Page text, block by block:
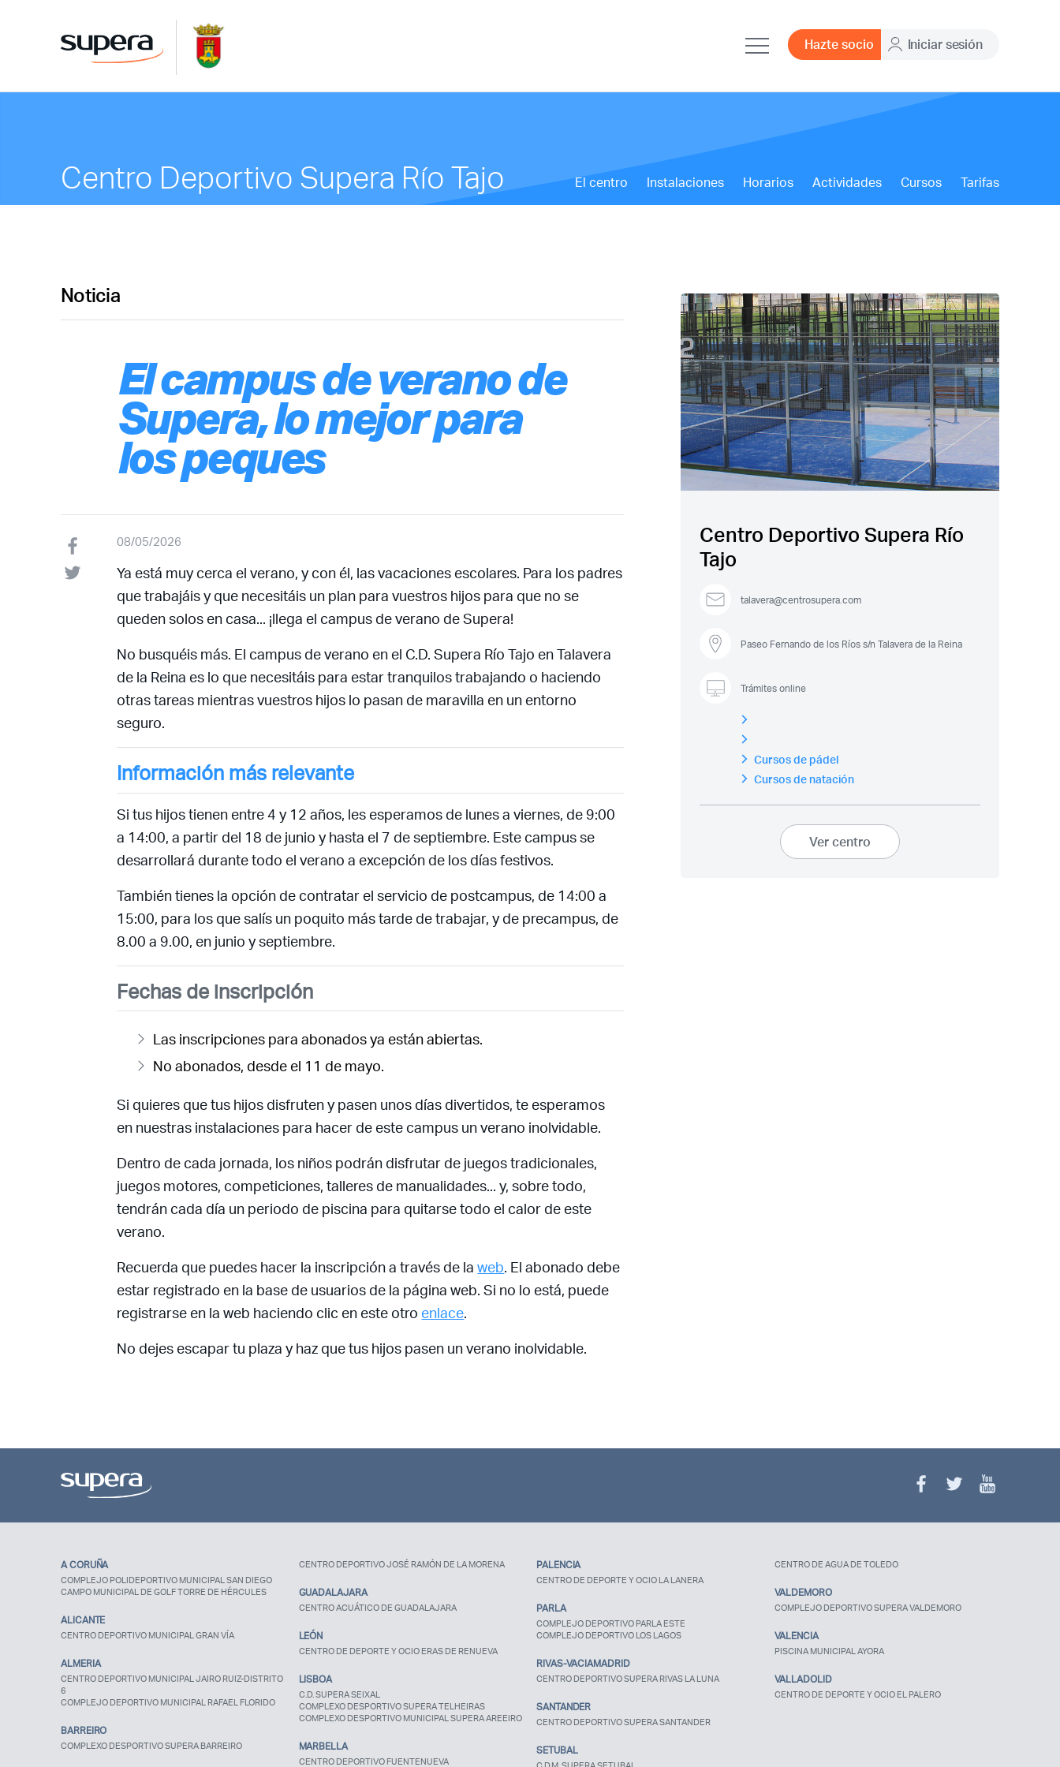
¿Ya eres socio pero no
estas registrado?
Hazte socio Iniciar sesión
Centro Deportivo Supera Río Tajo El centro Instalaciones Horarios Actividades Cursos Tarifas
Noticia
El campus de verano de
Supera, lo mejor para
los peques
08/05/2026
Ya está muy cerca el verano, y con él, las vacaciones escolares. Para los padres
que trabajáis y que necesitáis un plan para vuestros hijos para que no se
queden solos en casa... ¡llega el campus de verano de Supera!
No busquéis más. El campus de verano en el C.D. Supera Río Tajo en Talavera
de la Reina es lo que necesitáis para estar tranquilos trabajando o haciendo
otras tareas mientras vuestros hijos lo pasan de maravilla en un entorno
seguro.
Información más relevante
Si tus hijos tienen entre 4 y 12 años, les esperamos de lunes a viernes, de 9:00
a 14:00, a partir del 18 de junio y hasta el 7 de septiembre. Este campus se
desarrollará durante todo el verano a excepción de los días festivos.
También tienes la opción de contratar el servicio de postcampus, de 14:00 a
15:00, para los que salís un poquito más tarde de trabajar, y de precampus, de
8.00 a 9.00, en junio y septiembre.
Fechas de inscripción
Las inscripciones para abonados ya están abiertas.
No abonados, desde el 11 de mayo.
Si quieres que tus hijos disfruten y pasen unos días divertidos, te esperamos
en nuestras instalaciones para hacer de este campus un verano inolvidable.
Dentro de cada jornada, los niños podrán disfrutar de juegos tradicionales,
juegos motores, competiciones, talleres de manualidades... y, sobre todo,
tendrán cada día un periodo de piscina para quitarse todo el calor de este
verano.
Recuerda que puedes hacer la inscripción a través de laweb. El abonado debe
estar registrado en la base de usuarios de la página web. Si no lo está, puede
registrarse en la web haciendo clic en este otro enlace.
No dejes escapar tu plaza y haz que tus hijos pasen un verano inolvidable.
Centro Deportivo Supera Río
Tajo
talavera@centrosupera.com
Paseo Fernando de los Ríos s/n Talavera de la Reina
Trámites online
Cursos de pádel
Cursos de natación
Ver centro
A CORUÑA
COMPLEJO POLIDEPORTIVO MUNICIPAL SAN DIEGO
CAMPO MUNICIPAL DE GOLF TORRE DE HÉRCULES
ALICANTE
CENTRO DEPORTIVO MUNICIPAL GRAN VÍA
ALMERIA
CENTRO DEPORTIVO MUNICIPAL JAIRO RUIZ-DISTRITO
6
COMPLEJO DEPORTIVO MUNICIPAL RAFAEL FLORIDO
BARREIRO
COMPLEXO DESPORTIVO SUPERA BARREIRO
CENTRO DEPORTIVO JOSÉ RAMÓN DE LA MORENA
GUADALAJARA
CENTRO ACUÁTICO DE GUADALAJARA
LEÓN
CENTRO DE DEPORTE Y OCIO ERAS DE RENUEVA
LISBOA
C.D. SUPERA SEIXAL
COMPLEXO DESPORTIVO SUPERA TELHEIRAS
COMPLEXO DESPORTIVO MUNICIPAL SUPERA AREEIRO
MARBELLA
CENTRO DEPORTIVO FUENTENUEVA
PALENCIA
CENTRO DE DEPORTE Y OCIO LA LANERA
PARLA
COMPLEJO DEPORTIVO PARLA ESTE
COMPLEJO DEPORTIVO LOS LAGOS
RIVAS-VACIAMADRID
CENTRO DEPORTIVO SUPERA RIVAS LA LUNA
SANTANDER
CENTRO DEPORTIVO SUPERA SANTANDER
SETUBAL
CENTRO DE AGUA DE TOLEDO
VALDEMORO
COMPLEJO DEPORTIVO SUPERA VALDEMORO
VALENCIA
PISCINA MUNICIPAL AYORA
VALLADOLID
CENTRO DE DEPORTE Y OCIO EL PALERO